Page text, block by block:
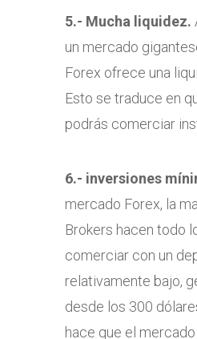
5.- Mucha liquidez.
un mercado
Forex ofrece una
Esto se traduce en
podrás comerciar
6.- inversiones
mercado Forex, la
Brokers hacen todo
comerciar con un
relativamente bajo,
desde los 300
hace que el